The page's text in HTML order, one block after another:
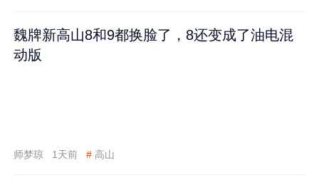
魏牌新高山8和9都换脸了，8还变成了油电混
动版
师梦琼 1天前 # 高山